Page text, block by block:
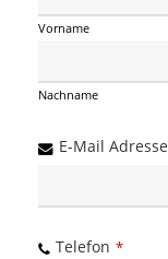
Vorname
Nachname
Email *
E-Mail Adresse
Telefon *